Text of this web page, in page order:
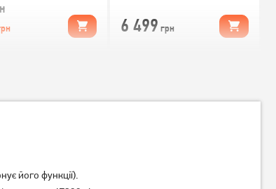
6 499 грн
його функції).